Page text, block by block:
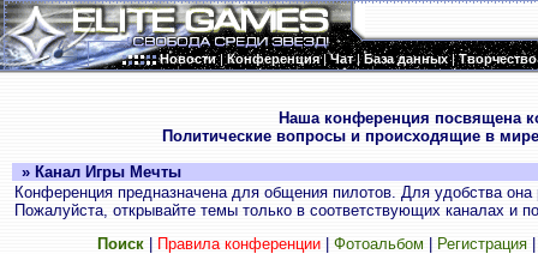
Новости|Конференция|Чат|База данных|Творчество
Наша конференция посвящена
Политические вопросы и происходящие в
» Канал Игры Мечты
Конференция предназначена для общения пилотов. Для удобства
Пожалуйста, открывайте темы только в соответствующих каналах и
Поиск| Правила конференции| Фотоальбом Регистрация